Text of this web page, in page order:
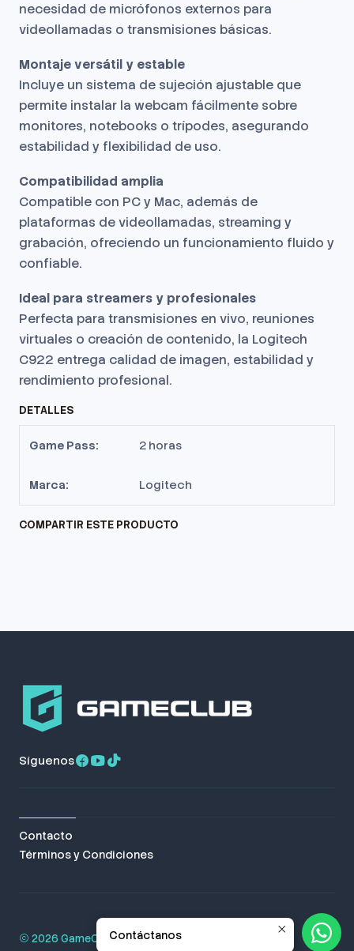
necesidad de micrófonos externos para
videollamadas o transmisiones básicas.
Montaje versátil y estable
Incluye un sistema de sujeción ajustable que
permite instalar la webcam fácilmente sobre
monitores, notebooks o trípodes, asegurando
estabilidad y flexibilidad de uso.
Compatibilidad amplia
Compatible con PC y Mac, además de
plataformas de videollamadas, streaming y
grabación, ofreciendo un funcionamiento fluido y
confiable.
Ideal para streamers y profesionales
Perfecta para transmisiones en vivo, reuniones
virtuales o creación de contenido, la Logitech
C922 entrega calidad de imagen, estabilidad y
rendimiento profesional.
DETALLES
Game Pass: 2 horas
Marca: Logitech
COMPARTIR ESTE PRODUCTO
Síguenos
Contacto
Términos y Condiciones
2026 GameClub. Todos los derechos reservados.
Contáctanos